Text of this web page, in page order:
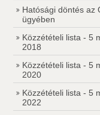
Hatósági döntés az
ügyében
Közzétételi lista - 5
2018
Közzétételi lista - 5
2020
Közzétételi lista - 5
2022